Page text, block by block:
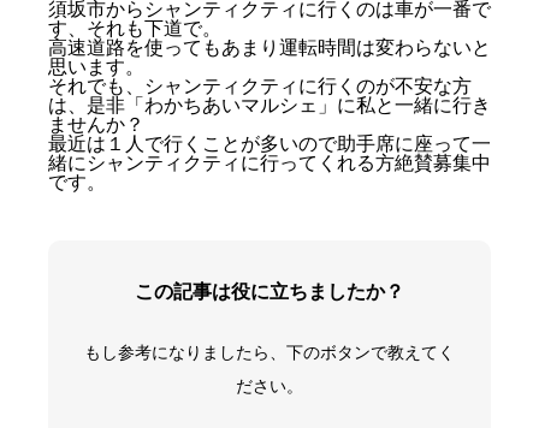
須坂市からシャンティクティに行くのは車が一番で
す、それも下道で。
高速道路を使ってもあまり運転時間は変わらないと
思います。
それでも、シャンティクティに行くのが不安な方
は、是非「わかちあいマルシェ」に私と一緒に行き
ませんか？
最近は１人で行くことが多いので助手席に座って一
緒にシャンティクティに行ってくれる方絶賛募集中
です。
この記事は役に立ちましたか？
もし参考になりましたら、下のボタンで教えてく
ださい。
シャンティクティとパーマカルチャー
わかちあいマルシェ
行く方法！